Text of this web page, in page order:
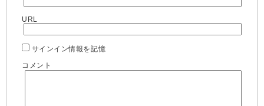
URL
サインイン情報を記憶
コメント